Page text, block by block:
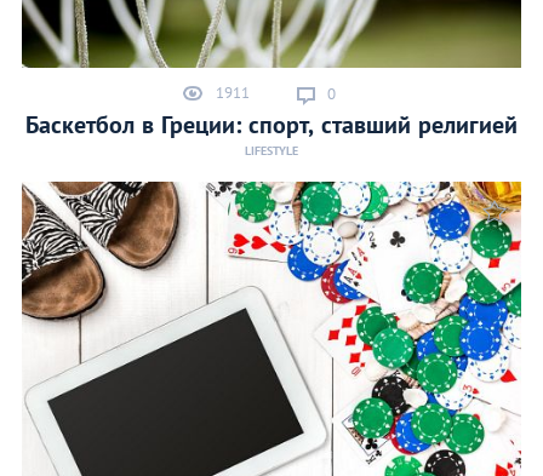
1911 0
Баскетбол в Греции: спорт, ставший религией
LIFESTYLE